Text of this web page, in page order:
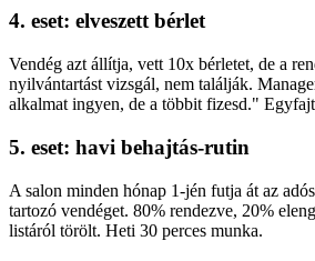
4. eset: elveszett bérlet
Vendég azt állítja, vett 10x bérletet, de a
nyilvántartást vizsgál, nem találják.
alkalmat ingyen, de a többit fizesd."
5. eset: havi behajtás-rutin
A salon minden hónap 1-jén futja át az
tartozó vendéget. 80% rendezve, 20%
listáról törölt. Heti 30 perces munka.